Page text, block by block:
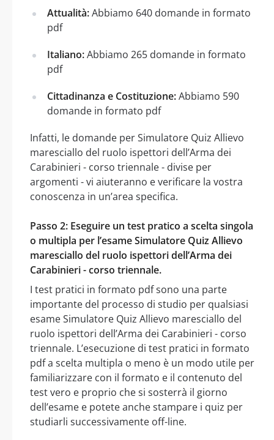
Attualità:Abbiamo 640 domande in formato
pdf
Italiano:Abbiamo 265 domande in formato
pdf
Cittadinanza e Costituzione:Abbiamo 590
domande in formato pdf
Infatti, le domande per Simulatore Quiz Allievo
maresciallo del ruolo ispettori dell’Arma dei
Carabinieri - corso triennale - divise per
argomenti - vi aiuteranno e verificare la vostra
conoscenza in un’area specifica.
Passo 2: Eseguire un test pratico a scelta singola
o multipla per l’esame Simulatore Quiz Allievo
maresciallo del ruolo ispettori dell’Arma dei
Carabinieri - corso triennale.
I test pratici in formato pdf sono una parte
importante del processo di studio per qualsiasi
esame Simulatore Quiz Allievo maresciallo del
ruolo ispettori dell’Arma dei Carabinieri - corso
triennale. L’esecuzione di test pratici in formato
pdf a scelta multipla o meno è un modo utile per
familiarizzare con il formato e il contenuto del
test vero e proprio che si sosterrà il giorno
dell’esame e potete anche stampare i quiz per
studiarli successivamente off-line.